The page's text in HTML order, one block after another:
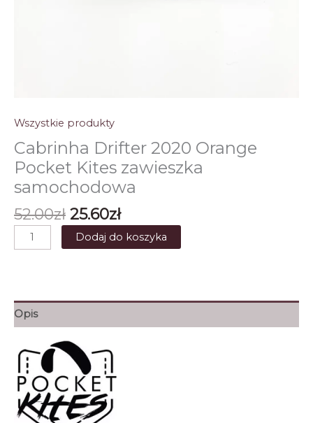
Wszystkie produkty
Cabrinha Drifter 2020 Orange
Pocket Kites zawieszka
samochodowa
52.00zł Pierwotna
cena
wynosiła:
25.60złAktualna
cena
wynosi:
ilość
Cabrinha
Orange
Pocket
zawieszka
samochodowa
Dodaj do koszyka
Opis